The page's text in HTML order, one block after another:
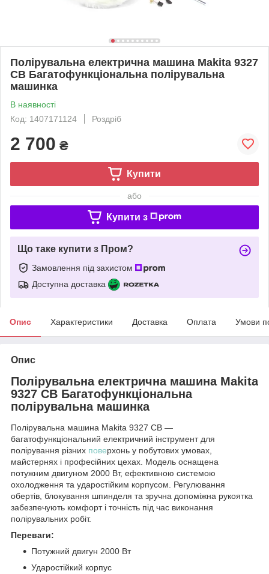
Полірувальна електрична машина Makita 9327
СВ Багатофункціональна полірувальна
машинка
В наявності
Код: 1407171124
Роздріб
2 700 ₴
Купити
або
Купити з
Що таке купити з Пром?
Замовлення під захистом
Доступна доставка
Опис Характеристики Доставка Оплата Умови
Опис
Полірувальна електрична машина Makita
9327 СВ Багатофункціональна
полірувальна машинка
Полірувальна машина Makita 9327 СВ —
багатофункціональний електричний інструмент для
полірування різних поверхонь у побутових умовах,
майстернях і професійних цехах. Модель оснащена
потужним двигуном 2000 Вт, ефективною системою
охолодження та ударостійким корпусом. Регулювання
обертів, блокування шпинделя та зручна допоміжна рукоятка
забезпечують комфорт і точність під час виконання
полірувальних робіт.
Переваги:
Потужний двигун 2000 Вт
Ударостійкий корпус